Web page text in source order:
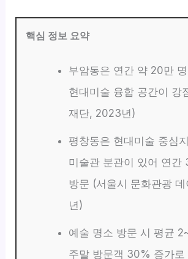
핵심 정보 요약
부암동은 연간 약 20만
현대미술 융합 공간이 강
재단, 2023년)
평창동은 현대미술 중심
미술관 분관이 있어 연간
방문 (서울시 문화관광
년)
예술 명소 방문 시 평균
주말 방문객 30% 증가로